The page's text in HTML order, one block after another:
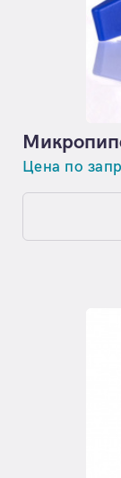
Цена по